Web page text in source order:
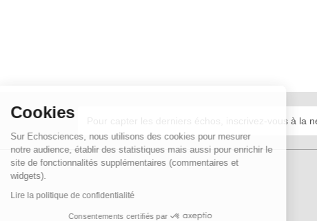
Cookies
Sur Echosciences, nous utilisons des cookies pour mesurer
notre audience, établir des statistiques mais aussi pour enrichir le
site de fonctionnalités supplémentaires (commentaires et
widgets).
Lire la politique de confidentialité
Consentements certifiés par